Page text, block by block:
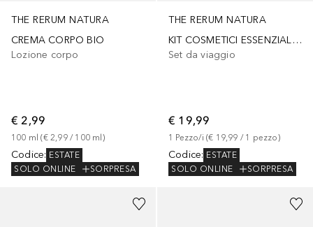
THE RERUM NATURA
CREMA CORPO BIO
Lozione corpo
€ 2,99
100 ml (€ 2,99 / 100 ml )
Codice: ESTATE
SOLO ONLINE
SORPRESA
THE RERUM NATURA
KIT COSMETICI ESSENZIALI DA VIAGGIO
Set da viaggio
€ 19,99
1 Pezzo/i (€ 19,99 / 1 pezzo)
Codice: ESTATE
SOLO ONLINE
SORPRESA